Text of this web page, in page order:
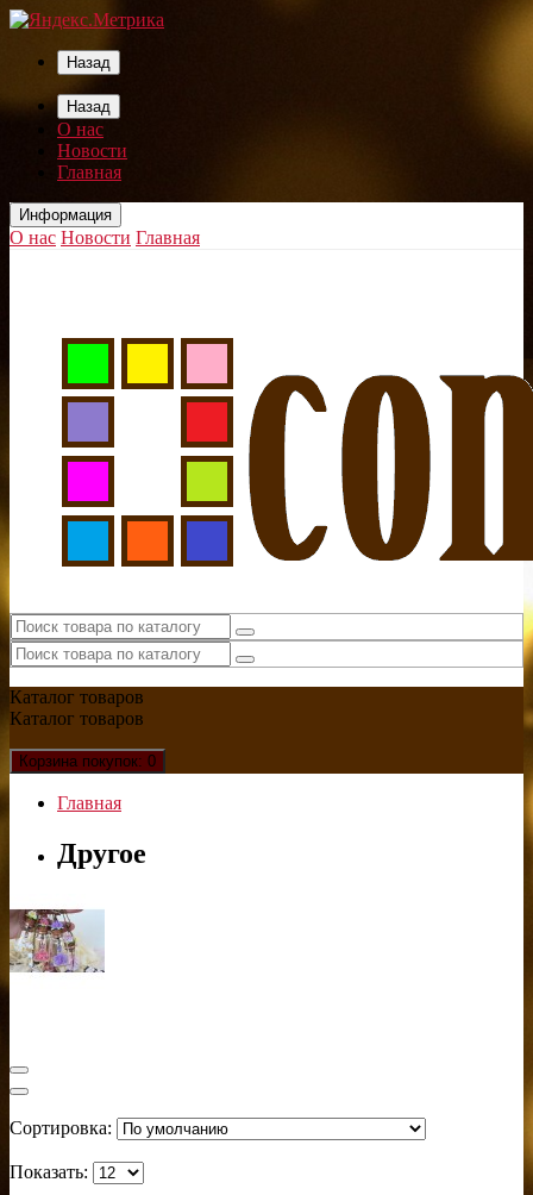
Назад
Назад
О нас
Новости
Главная
Информация
О нас Новости Главная
Каталог товаров
Каталог товаров
Корзина покупок: 0
Главная
Другое
Сортировка:
Показать: